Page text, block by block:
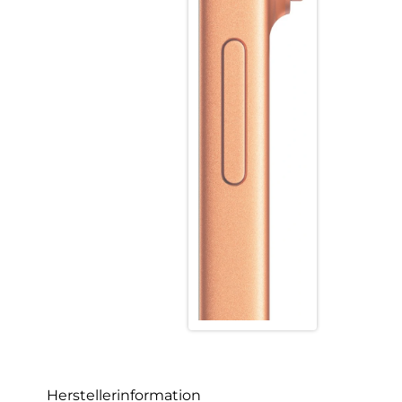
Herstellerinformation